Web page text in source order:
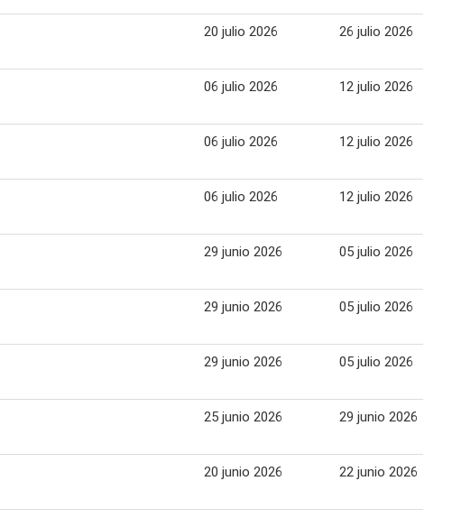
20 julio 2026 26 julio 2026
06 julio 2026 12 julio 2026
06 julio 2026 12 julio 2026
06 julio 2026 12 julio 2026
29 junio 2026 05 julio 2026
29 junio 2026 05 julio 2026
29 junio 2026 05 julio 2026
25 junio 2026 29 junio 2026
20 junio 2026 22 junio 2026